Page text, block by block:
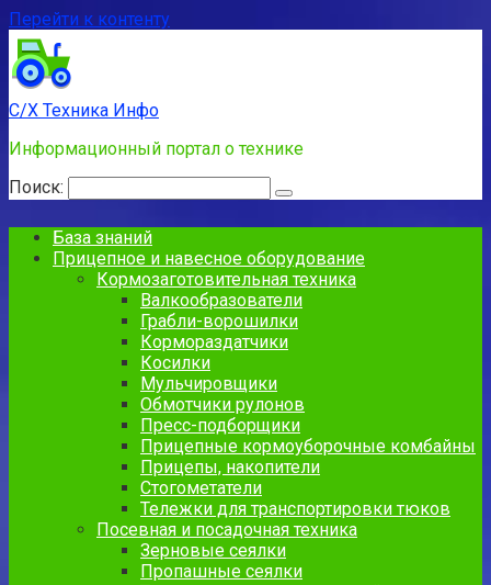
Перейти к контенту
С/Х Техника Инфо
Информационный портал о технике
Поиск:
База знаний
Прицепное и навесное оборудование
Кормозаготовительная техника
Валкообразователи
Грабли-ворошилки
Кормораздатчики
Косилки
Мульчировщики
Обмотчики рулонов
Пресс-подборщики
Прицепные кормоуборочные комбайны
Прицепы, накопители
Стогометатели
Тележки для транспортировки тюков
Посевная и посадочная техника
Зерновые сеялки
Пропашные сеялки